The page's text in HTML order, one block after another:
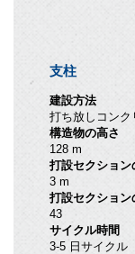
支柱
建設方法
打ち放しコンク
構造物の高さ
128 m
打設セクション
3 m
打設セクション
43
サイクル時間
3-5 日サイクル